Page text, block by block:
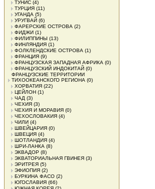
ТУНИС (4)
ТУРЦИЯ (11)
УГАНДА (5)
УРУГВАЙ (6)
ФАРЕРСКИЕ ОСТРОВА (2)
ФИДЖИ (1)
ФИЛИППИНЫ (13)
ФИНЛЯНДИЯ (1)
ФОЛКЛЕНДСКИЕ ОСТРОВА (1)
ФРАНЦИЯ (9)
ФРАНЦУЗСКАЯ ЗАПАДНАЯ АФРИКА (0)
ФРАНЦУЗСКИЙ ИНДОКИТАЙ (0)
ФРАНЦУЗСКИЕ ТЕРРИТОРИИ
ТИХООКЕАНСКОГО РЕГИОНА (0)
ХОРВАТИЯ (22)
ЦЕЙЛОН (1)
ЧАД (3)
ЧЕХИЯ (3)
ЧЕХИЯ И МОРАВИЯ (0)
ЧЕХОСЛОВАКИЯ (4)
ЧИЛИ (4)
ШВЕЙЦАРИЯ (0)
ШВЕЦИЯ (4)
ШОТЛАНДИЯ (4)
ШРИ-ЛАНКА (8)
ЭКВАДОР (8)
ЭКВАТОРИАЛЬНАЯ ГВИНЕЯ (3)
ЭРИТРЕЯ (5)
ЭФИОПИЯ (2)
БУРКИНА ФАСО (2)
ЮГОСЛАВИЯ (66)